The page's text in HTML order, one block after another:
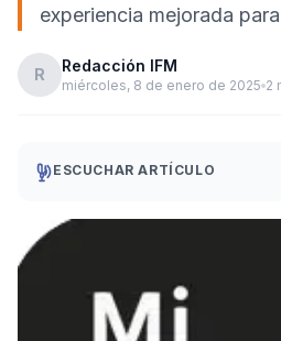
experiencia mejorada
R Redacción IFM
miércoles, 8 de enero de 2025 2
ESCUCHAR ARTÍCULO